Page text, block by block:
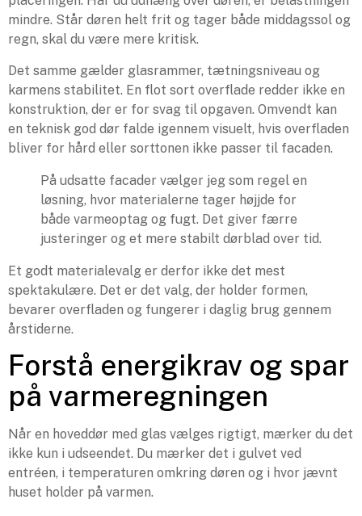
mindre. Står døren helt frit og tager både middagssol og
regn, skal du være mere kritisk.
Det samme gælder glasrammer, tætningsniveau og
karmens stabilitet. En flot sort overflade redder ikke en
konstruktion, der er for svag til opgaven. Omvendt kan
en teknisk god dør falde igennem visuelt, hvis overfladen
bliver for hård eller sorttonen ikke passer til facaden.
På udsatte facader vælger jeg som regel en
løsning, hvor materialerne tager højjde for
både varmeoptag og fugt. Det giver færre
justeringer og et mere stabilt dørblad over tid.
Et godt materialevalg er derfor ikke det mest
spektakulære. Det er det valg, der holder formen,
bevarer overfladen og fungerer i daglig brug gennem
årstiderne.
Forstå energikrav og spar
på varmeregningen
Når en hoveddør med glas vælges rigtigt, mærker du det
ikke kun i udseendet. Du mærker det i gulvet ved
entréen, i temperaturen omkring døren og i hvor jævnt
huset holder på varmen.